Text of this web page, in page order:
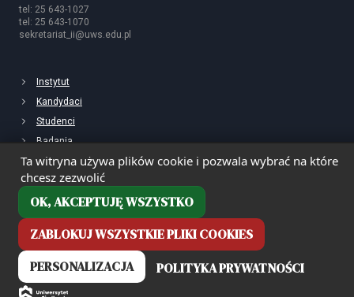
Ta witryna używa plików cookie i pozwala wybrać na które
chcesz zezwolić
OK, AKCEPTUJĘ WSZYSTKO
ZABLOKUJ WSZYSTKIE PLIKI COOKIES
PERSONALIZACJA
POLITYKA PRYWATNOŚCI
tel: 25 643-1027
tel: 25 643-1070
sekretariat_ii@uws.edu.pl
Instytut
Kandydaci
Studenci
Badania
Deklaracja dostępności